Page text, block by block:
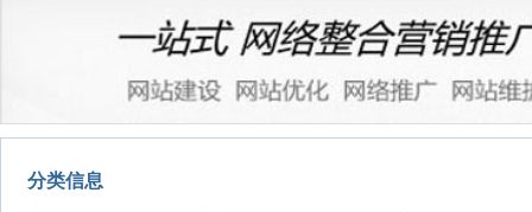
分类信息